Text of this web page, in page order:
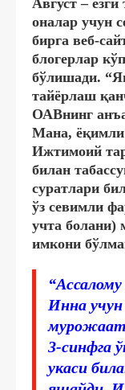
оналар учун
бирга веб-
блогерлар
бўлишади.
тайёрлаш
ОАВнинг
Мана,
Ижтимоий
билан
суратлари
ўз севимли
учта болани)
имкони
Инна учун
3-синфга
укаси